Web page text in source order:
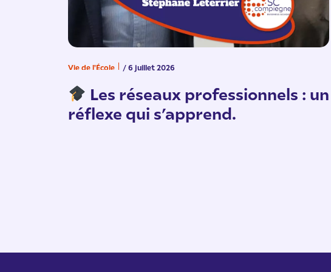
Vie de l'École / 6 juillet 2026
Les réseaux professionnels : un
réflexe qui s’apprend.